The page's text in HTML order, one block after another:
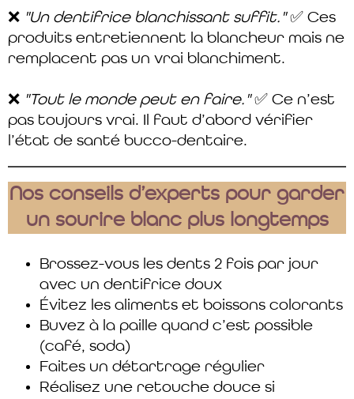
❌ "Un dentifrice blanchissant suffit."✅ Ces
produits entretiennent la blancheur mais ne
remplacent pas un vrai blanchiment.
❌ "Tout le monde peut en faire."✅ Ce n’est
pas toujours vrai. Il faut d’abord vérifier
l’état de santé bucco-dentaire.
Nos conseils d’experts pour garder
un sourire blanc plus longtemps
Brossez-vous les dents 2 fois par jour
avec un dentifrice doux
Évitez les aliments et boissons colorants
Buvez à la paille quand c’est possible
(café, soda)
Faites un détartrage régulier
Réalisez une retouche douce si